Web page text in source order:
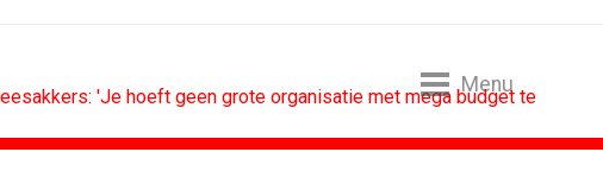
'Je hoeft geen grote organisatie met mega budget te
Menu